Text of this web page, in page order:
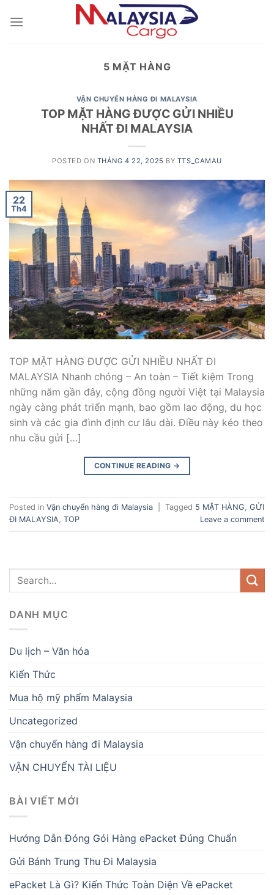
5 MẶT HÀNG
VẬN CHUYỂN HÀNG ĐI MALAYSIA
TOP MẶT HÀNG ĐƯỢC GỬI NHIỀU
NHẤT ĐI MALAYSIA
POSTED ON THÁNG 4 22, 2025 BY TTS_CAMAU
22
Th4
TOP MẶT HÀNG ĐƯỢC GỬI NHIỀU NHẤT ĐI
MALAYSIA Nhanh chóng – An toàn – Tiết kiệm Trong
những năm gần đây, cộng đồng người Việt tại Malaysia
ngày càng phát triển mạnh, bao gồm lao động, du học
sinh và các gia đình định cư lâu dài. Điều này kéo theo
nhu cầu gửi […]
CONTINUE READING →
Posted in Vận chuyển hàng đi Malaysia Tagged 5 MẶT HÀNG, GỬI
ĐI MALAYSIA, TOP Leave a comment
DANH MỤC
Du lịch – Văn hóa
Kiến Thức
Mua hộ mỹ phẩm Malaysia
Uncategorized
Vận chuyển hàng đi Malaysia
VẬN CHUYỂN TÀI LIỆU
BÀI VIẾT MỚI
Hướng Dẫn Đóng Gói Hàng ePacket Đúng Chuẩn
Gửi Bánh Trung Thu Đi Malaysia
ePacket Là Gì? Kiến Thức Toàn Diện Về ePacket